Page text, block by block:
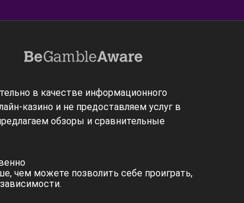
в качестве информационного
казино и не предоставляем услуг в
обзоры и сравнительные
чем можете позволить себе проиграть,